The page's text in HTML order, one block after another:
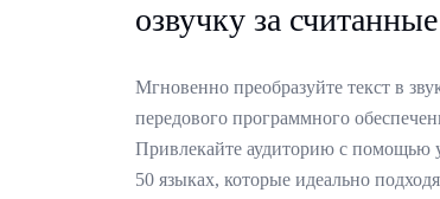
озвучку за
Мгновенно преобразуйте текст в
передового программного
Привлекайте аудиторию с помощью
50 языках, которые идеально